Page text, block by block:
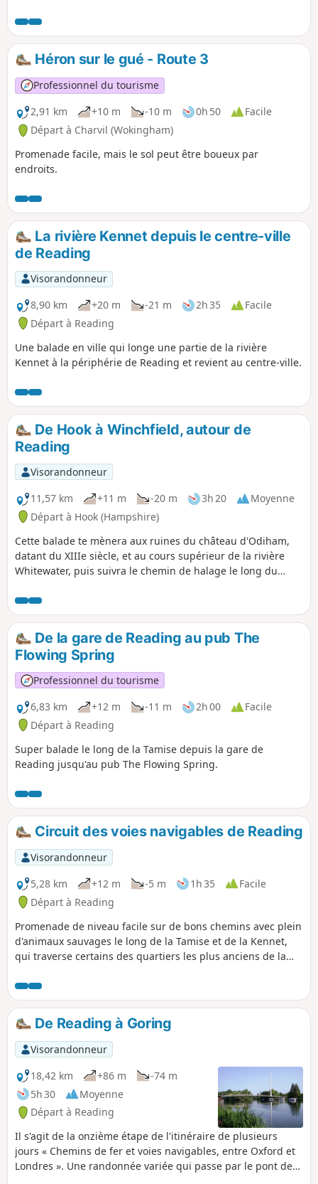
Héron sur le gué - Route 3
Professionnel du tourisme
2,91 km
+10 m -10 m 0h 50
Facile
Départ à Charvil (Wokingham)
Promenade facile, mais le sol peut être boueux par
endroits.
La rivière Kennet depuis le centre-ville
de Reading
Visorandonneur
8,90 km
+20 m -21 m 2h 35
Facile
Départ à Reading
Une balade en ville qui longe une partie de la rivière
Kennet à la périphérie de Reading et revient au centre-ville.
De Hook à Winchfield, autour de
Reading
Visorandonneur
11,57 km
+11 m -20 m 3h 20
Moyenne
Départ à Hook (Hampshire)
Cette balade te mènera aux ruines du château d'Odiham,
datant du XIIIe siècle, et au cours supérieur de la rivière
Whitewater, puis suivra le chemin de halage le long du
De la gare de Reading au pub The
Flowing Spring
Professionnel du tourisme
6,83 km
+12 m -11 m 2h 00
Facile
Départ à Reading
Super balade le long de la Tamise depuis la gare de
Reading jusqu'au pub The Flowing Spring.
Circuit des voies navigables de Reading
Visorandonneur
5,28 km
+12 m -5 m 1h 35
Facile
Départ à Reading
Promenade de niveau facile sur de bons chemins avec plein
d'animaux sauvages le long de la Tamise et de la Kennet,
qui traverse certains des quartiers les plus anciens de la
De Reading à Goring
Visorandonneur
18,42 km
+86 m
-74 m
5h 30
Moyenne
Départ à Reading
Il s'agit de la onzième étape de l'itinéraire de plusieurs
jours « Chemins de fer et voies navigables, entre Oxford et
Londres ». Une randonnée variée qui passe par le pont de